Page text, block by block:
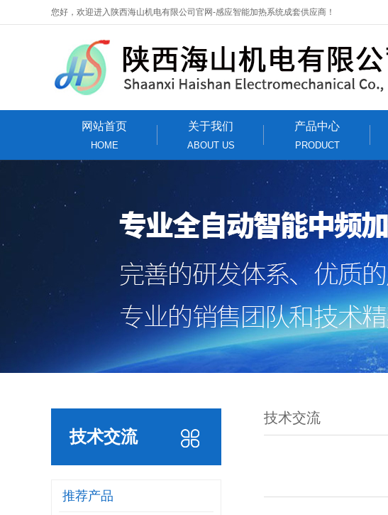
您好，欢迎进入陕西海山机电有限公司官网-感应智能加热系统成套供应商！
网站首页
HOME
关于我们
ABOUT US
产品中心
PRODUCT
技术交流
推荐产品
技术交流